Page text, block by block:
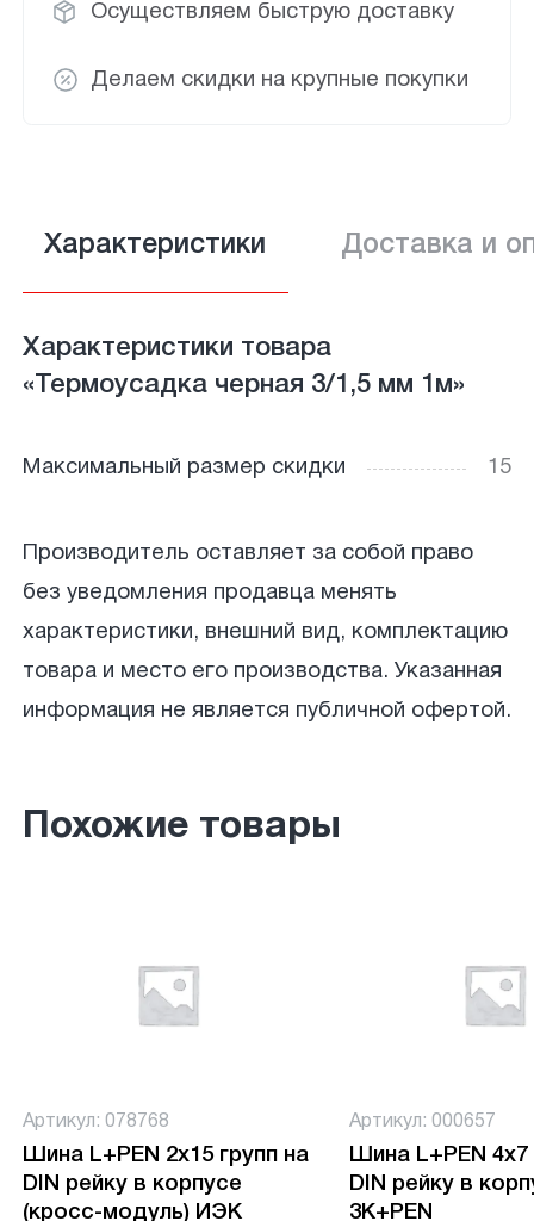
Осуществляем быструю доставку
Делаем скидки на крупные покупки
Характеристики Доставка и
Характеристики товара
«Термоусадка черная 3/1,5 мм 1м»
Максимальный размер скидки 15
Производитель оставляет за собой право
без уведомления продавца менять
характеристики, внешний вид, комплектацию
товара и место его производства. Указанная
информация не является публичной офертой.
Похожие товары
Артикул: 078768
Шина L+PEN 2х15 групп на
DIN рейку в корпусе
(кросс-модуль) ИЭК
Артикул: 000657
Шина L+PEN 4х7
DIN рейку в
3К+PEN